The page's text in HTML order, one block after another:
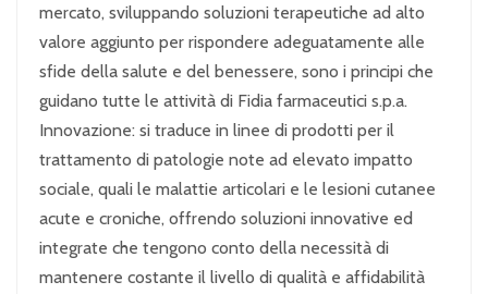
mercato, sviluppando soluzioni terapeutiche ad alto
valore aggiunto per rispondere adeguatamente alle
sfide della salute e del benessere, sono i principi che
guidano tutte le attività di Fidia farmaceutici s.p.a.
Innovazione: si traduce in linee di prodotti per il
trattamento di patologie note ad elevato impatto
sociale, quali le malattie articolari e le lesioni cutanee
acute e croniche, offrendo soluzioni innovative ed
integrate che tengono conto della necessità di
mantenere costante il livello di qualità e affidabilità